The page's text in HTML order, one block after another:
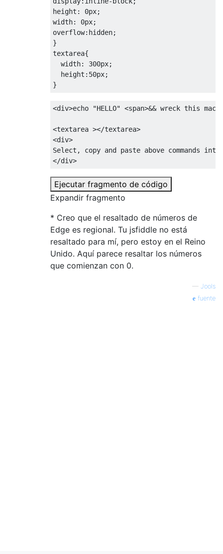
height : 0px;
width: 0px;
overflow: hidden;
}
textarea{
width: 300px;
height : 50px;
}
<div>echo "HELLO" <span>&& wreck this
<textarea ></textarea>
<div>
</div>
Ejecutar fragmento de código
Expandir fragmento
* Creo que el resaltado de números de
Edge es regional. Tu jsfiddle no está
resaltado para mí, pero estoy en el Reino
Unido. Aquí parece resaltar los números
que comienzan con 0.
— Jools
fuente